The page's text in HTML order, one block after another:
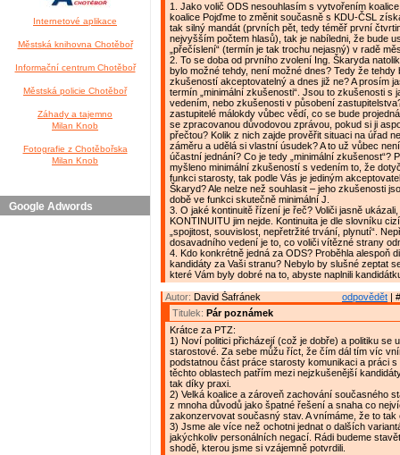
Internetové aplikace
Městská knihovna Chotěboř
Informační centrum Chotěboř
Městská policie Chotěboř
Záhady a tajemno
Milan Knob
Fotografie z Chotěbořska
Milan Knob
Google Adwords
1. Jako volič ODS nesouhlasím s vytvořením
koalice Pojďme to změnit současně s KDU-ČSL
tak silný mandát (prvních pět, tedy téměř první
nejvyšším počtem hlasů), tak je nabíledni, že bude
„přečíslení“ (termín je tak trochu nejasný) v radě
2. To se doba od prvního zvolení Ing. Škaryda
bylo možné tehdy, není možné dnes? Tedy že tehdy
zkušeností akceptovatelný a dnes již ne? A prosím
termín „minimální zkušenosti“. Jsou to zkušenosti s
vedením, nebo zkušenosti v působení
zastupitelé málokdy vůbec vědí, co se bude
se zpracovanou důvodovou zprávou, pokud si ji
přečtou? Kolik z nich zajde prověřit situaci na úřad
záměru a udělá si vlastní úsudek? A to už vůbec
účastní jednání? Co je tedy „minimální zkušenost“?
myšleno minimální zkušeností s vedením to, že
funkci starosty, tak podle Vás je jediným
Škaryd? Ale nelze než souhlasit – jeho zkušenosti
době ve funkci skutečně minimální J.
3. O jaké kontinuitě řízení je řeč? Voliči jasně
KONTINUITU jim nejde. Kontinuita je dle slovníku
„spojitost, souvislost, nepřetržité trvání, plynutí“.
dosavadního vedení je to, co voliči vítězné strany
4. Kdo konkrétně jedná za ODS? Proběhla alespoň
kandidáty za Vaši stranu? Nebylo by slušné zeptat
které Vám byly dobré na to, abyste naplnili
odpovědět |
Autor: David Šafránek
Titulek: Pár poznámek
Krátce za PTZ:
1) Noví politici přicházejí (což je dobře) a politiku se
starostové. Za sebe můžu říct, že čím dál tím víc
podstatnou část práce starosty komunikaci a práci s
těchto oblastech patřím mezi nejzkušenější
tak díky praxi.
2) Velká koalice a zároveň zachování současného
z mnoha důvodů jako špatné řešení a snaha co
zakonzervovat současný stav. A vnímáme, že to tak
3) Jsme ale více než ochotni jednat o dalších
jakýchkoliv personálních negací. Rádi budeme
shodě, kterou jsme si vzájemně potvrdili.